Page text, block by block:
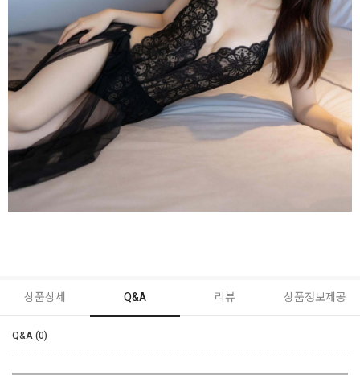
상품상세 Q&A 리뷰 상품정보제공
Q&A (0)